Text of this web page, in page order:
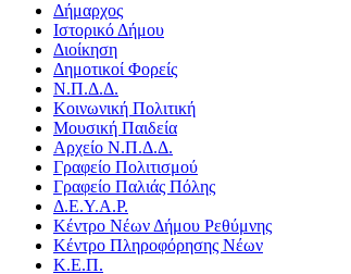
Δήμαρχος
Ιστορικό Δήμου
Διοίκηση
Δημοτικοί Φορείς
Ν.Π.Δ.Δ.
Κοινωνική Πολιτική
Μουσική Παιδεία
Αρχείο Ν.Π.Δ.Δ.
Γραφείο Πολιτισμού
Γραφείο Παλιάς Πόλης
Δ.Ε.Υ.Α.Ρ.
Κέντρο Νέων Δήμου Ρεθύμνης
Κέντρo Πληροφόρησης Νέων
Κ.Ε.Π.